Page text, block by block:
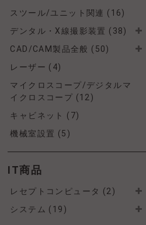
スツール/ユニット関連 (16)
デンタル・X線撮影装置 (38)
CAD/CAM製品全般 (50)
レーザー (4)
マイクロスコープ/デジタルマ
イクロスコープ (12)
キャビネット (7)
機械室設置 (5)
IT商品
レセプトコンピュータ (2)
システム (19)